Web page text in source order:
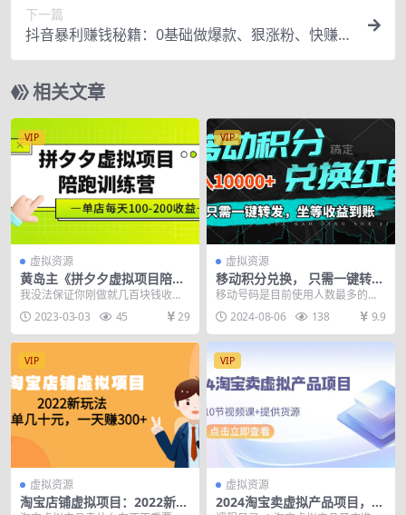
下一篇
抖音暴利赚钱秘籍：0基础做爆款、狠涨粉、快赚钱
（完结）
相关文章
VIP
虚拟资源
黄岛主《拼夕夕虚拟项目陪跑
训练营》单店日收益100-200
独家选品思路与运营
我没法保证你刚做就几百块钱收
入，那是不可能的，做拼夕夕需要
起店周期的，而且要去不...
2023-03-03 45 29
VIP
虚拟资源
移动积分兑换， 只需一键转
发，坐等收益到账，0成本月
入10000+
移动号码是目前使用人数最多的，
我们每个月充话费，官方都会返还
积分，很多人都不知道...
2024-08-06 138 9.9
VIP
虚拟资源
淘宝店铺虚拟项目：2022新玩
VIP
虚拟资源
2024淘宝卖虚拟产品项目，10